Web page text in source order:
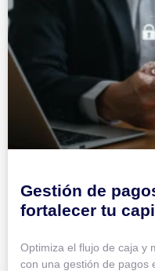
Gestión de
fortalecer tu
Optimiza el flujo de caja y
con una gestión de pagos